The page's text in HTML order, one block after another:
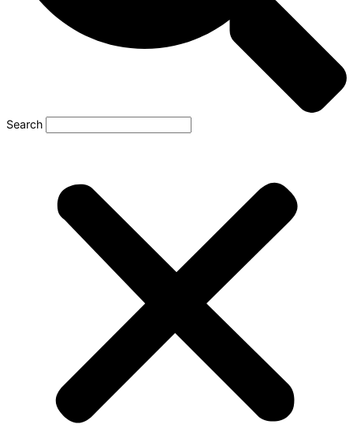
Search